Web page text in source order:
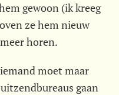
gewoon (ik kreeg
ze hem nieuw
horen.
moet maar
gaan